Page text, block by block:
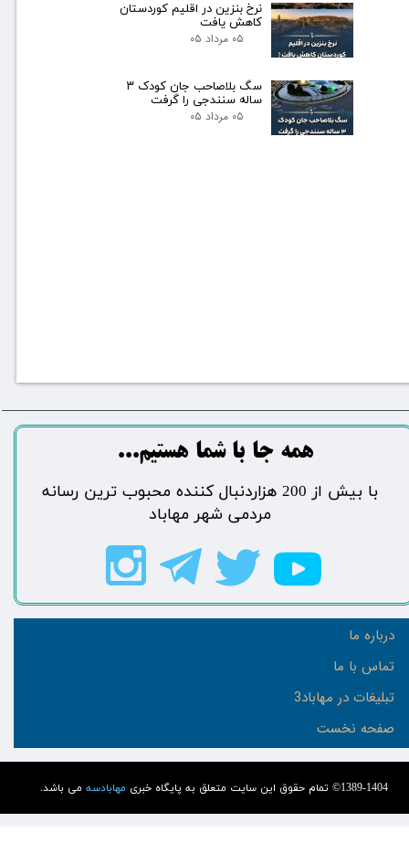
نرخ بنزین در اقلیم کوردستان
کاهش یافت
۰۵ مرداد ۰۵
سگ بلاصاحب جان کودک ۳
ساله سنندجی را گرفت
۰۵ مرداد ۰۵
1389-1404© تمام حقوق این سایت متعلق به پایگاه خبری مهابادسه می باشد.
درباره ما
تماس با ما
تبلیغات در مهاباد3
صفحه نخست
​​​همه جا با شما هستیم...​​​​​​​​​​​​​​
​با بیش از 200 هزاردنبال کننده محبوب ترین رسانه
مردمی شهر مهاباد​​​​​​​​​​​​​​